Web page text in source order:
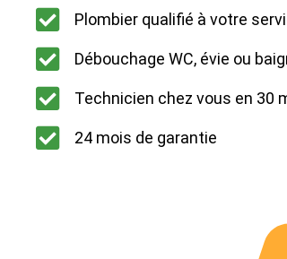
Plombier qualifié à votre
Débouchage WC, évie ou
Technicien chez vous en 30
24 mois de garantie